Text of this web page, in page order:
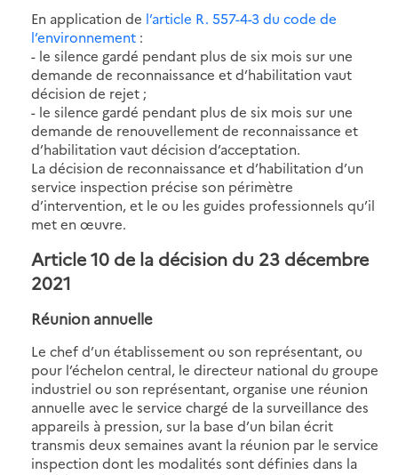
En application de l’article R. 557-4-3 du code de
l’environnement :
- le silence gardé pendant plus de six mois sur une
demande de reconnaissance et d’habilitation vaut
décision de rejet ;
- le silence gardé pendant plus de six mois sur une
demande de renouvellement de reconnaissance et
d’habilitation vaut décision d’acceptation.
La décision de reconnaissance et d’habilitation d’un
service inspection précise son périmètre
d’intervention, et le ou les guides professionnels qu’il
met en œuvre.
Article 10 de la décision du 23 décembre
2021
Réunion annuelle
Le chef d’un établissement ou son représentant, ou
pour l’échelon central, le directeur national du groupe
industriel ou son représentant, organise une réunion
annuelle avec le service chargé de la surveillance des
appareils à pression, sur la base d’un bilan écrit
transmis deux semaines avant la réunion par le service
inspection dont les modalités sont définies dans la